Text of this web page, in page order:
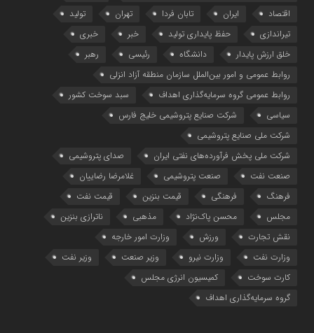
اقتصاد
ایران تابان فردا تهران
تولید
تیراندازی
حفظ پایداری تولید خبر
خبری
خلق ارزش پایدار
دانشگاه رئیسی
رهبر
روابط عمومی و امور بین‌الملل سازمان منطقه آزاد انزلی
روابط عمومی گروه سرمایه‌گذاری اهداف
سبد سوخت کشور
سیاسی
شرکت صنایع پتروشیمی خلیج فارس
شرکت ملی صنایع پتروشیمی
شرکت ملی پخش فرآورده‌های نفتی ایران
صدای پتروشیمی
صنعت نفت
صنعت پتروشیمی
غلامرضا رضاییان
فرهنگ
فرهنگی قیمت بنزین
قیمت نفت
مجلس
محسن پاک‌نژاد مذهبی
ناترازی بنزین
نقش تجارت
ورزش
وزارت امور خارجه
وزارت نفت
وزارت نیرو وزیر صنعت
وزیر نفت
کارت سوخت
کمیسیون انرژی مجلس
گروه سرمایه‌‌گذاری اهداف